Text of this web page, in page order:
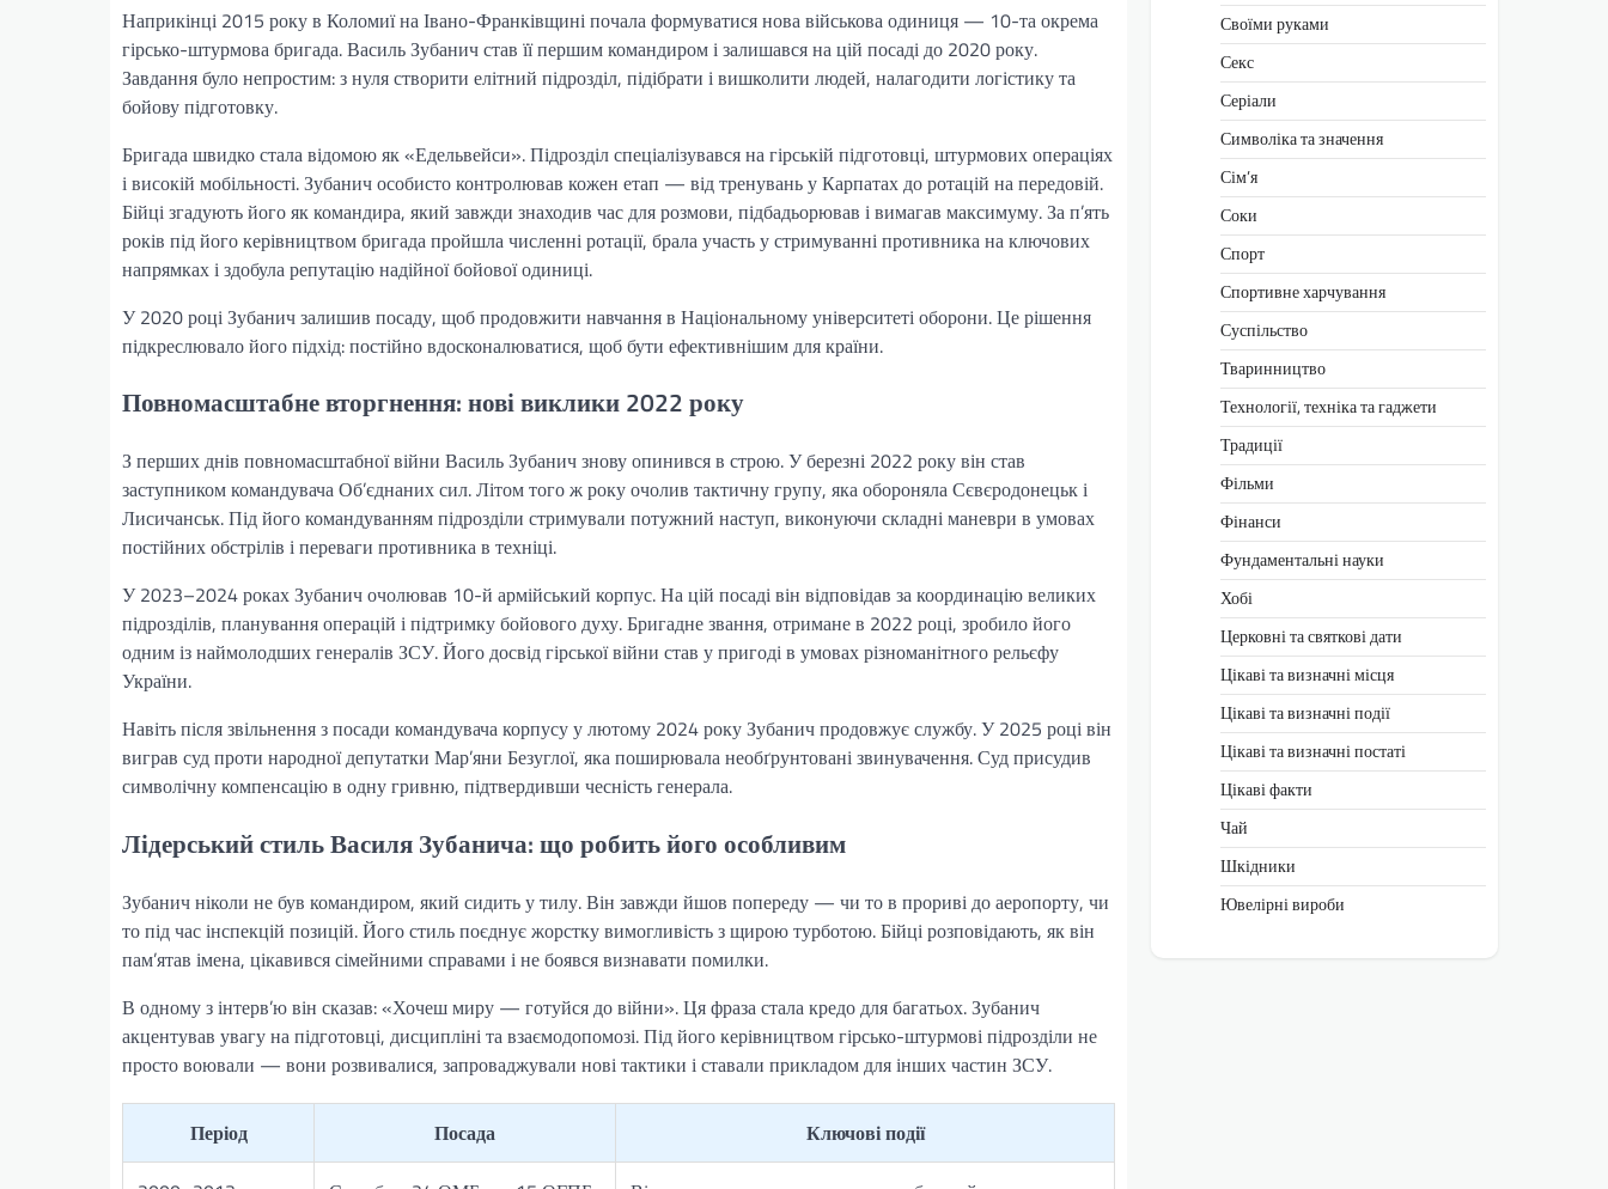
Наприкінці 2015 року в Коломиї на Івано-Франківщині почала формуватися нова військова одиниця — 10-та окрема
гірсько-штурмова бригада. Василь Зубанич став її першим командиром і залишався на цій посаді до 2020 року.
Завдання було непростим: з нуля створити елітний підрозділ, підібрати і вишколити людей, налагодити логістику та
бойову підготовку.
Бригада швидко стала відомою як «Едельвейси». Підрозділ спеціалізувався на гірській підготовці, штурмових операціях
і високій мобільності. Зубанич особисто контролював кожен етап — від тренувань у Карпатах до ротацій на передовій.
Бійці згадують його як командира, який завжди знаходив час для розмови, підбадьорював і вимагав максимуму. За п’ять
років під його керівництвом бригада пройшла численні ротації, брала участь у стримуванні противника на ключових
напрямках і здобула репутацію надійної бойової одиниці.
У 2020 році Зубанич залишив посаду, щоб продовжити навчання в Національному університеті оборони. Це рішення
підкреслювало його підхід: постійно вдосконалюватися, щоб бути ефективнішим для країни.
Повномасштабне вторгнення: нові виклики 2022 року
З перших днів повномасштабної війни Василь Зубанич знову опинився в строю. У березні 2022 року він став
заступником командувача Об’єднаних сил. Літом того ж року очолив тактичну групу, яка обороняла Сєвєродонецьк і
Лисичанськ. Під його командуванням підрозділи стримували потужний наступ, виконуючи складні маневри в умовах
постійних обстрілів і переваги противника в техніці.
У 2023–2024 роках Зубанич очолював 10-й армійський корпус. На цій посаді він відповідав за координацію великих
підрозділів, планування операцій і підтримку бойового духу. Бригадне звання, отримане в 2022 році, зробило його
одним із наймолодших генералів ЗСУ. Його досвід гірської війни став у пригоді в умовах різноманітного рельєфу
України.
Навіть після звільнення з посади командувача корпусу у лютому 2024 року Зубанич продовжує службу. У 2025 році він
виграв суд проти народної депутатки Мар’яни Безуглої, яка поширювала необґрунтовані звинувачення. Суд присудив
символічну компенсацію в одну гривню, підтвердивши чесність генерала.
Лідерський стиль Василя Зубанича: що робить його особливим
Зубанич ніколи не був командиром, який сидить у тилу. Він завжди йшов попереду — чи то в прориві до аеропорту, чи
то під час інспекцій позицій. Його стиль поєднує жорстку вимогливість з щирою турботою. Бійці розповідають, як він
пам’ятав імена, цікавився сімейними справами і не боявся визнавати помилки.
В одному з інтерв’ю він сказав: «Хочеш миру — готуйся до війни». Ця фраза стала кредо для багатьох. Зубанич
акцентував увагу на підготовці, дисципліні та взаємодопомозі. Під його керівництвом гірсько-штурмові підрозділи не
просто воювали — вони розвивалися, запроваджували нові тактики і ставали прикладом для інших частин ЗСУ.
Період Посада Ключові події
Своїми руками
Секс
Серіали
Символіка та значення
Сім’я
Соки
Спорт
Спортивне харчування
Суспільство
Тваринництво
Технології, техніка та гаджети
Традиції
Фільми
Фінанси
Фундаментальні науки
Хобі
Церковні та святкові дати
Цікаві та визначні місця
Цікаві та визначні події
Цікаві та визначні постаті
Цікаві факти
Чай
Шкідники
Ювелірні вироби